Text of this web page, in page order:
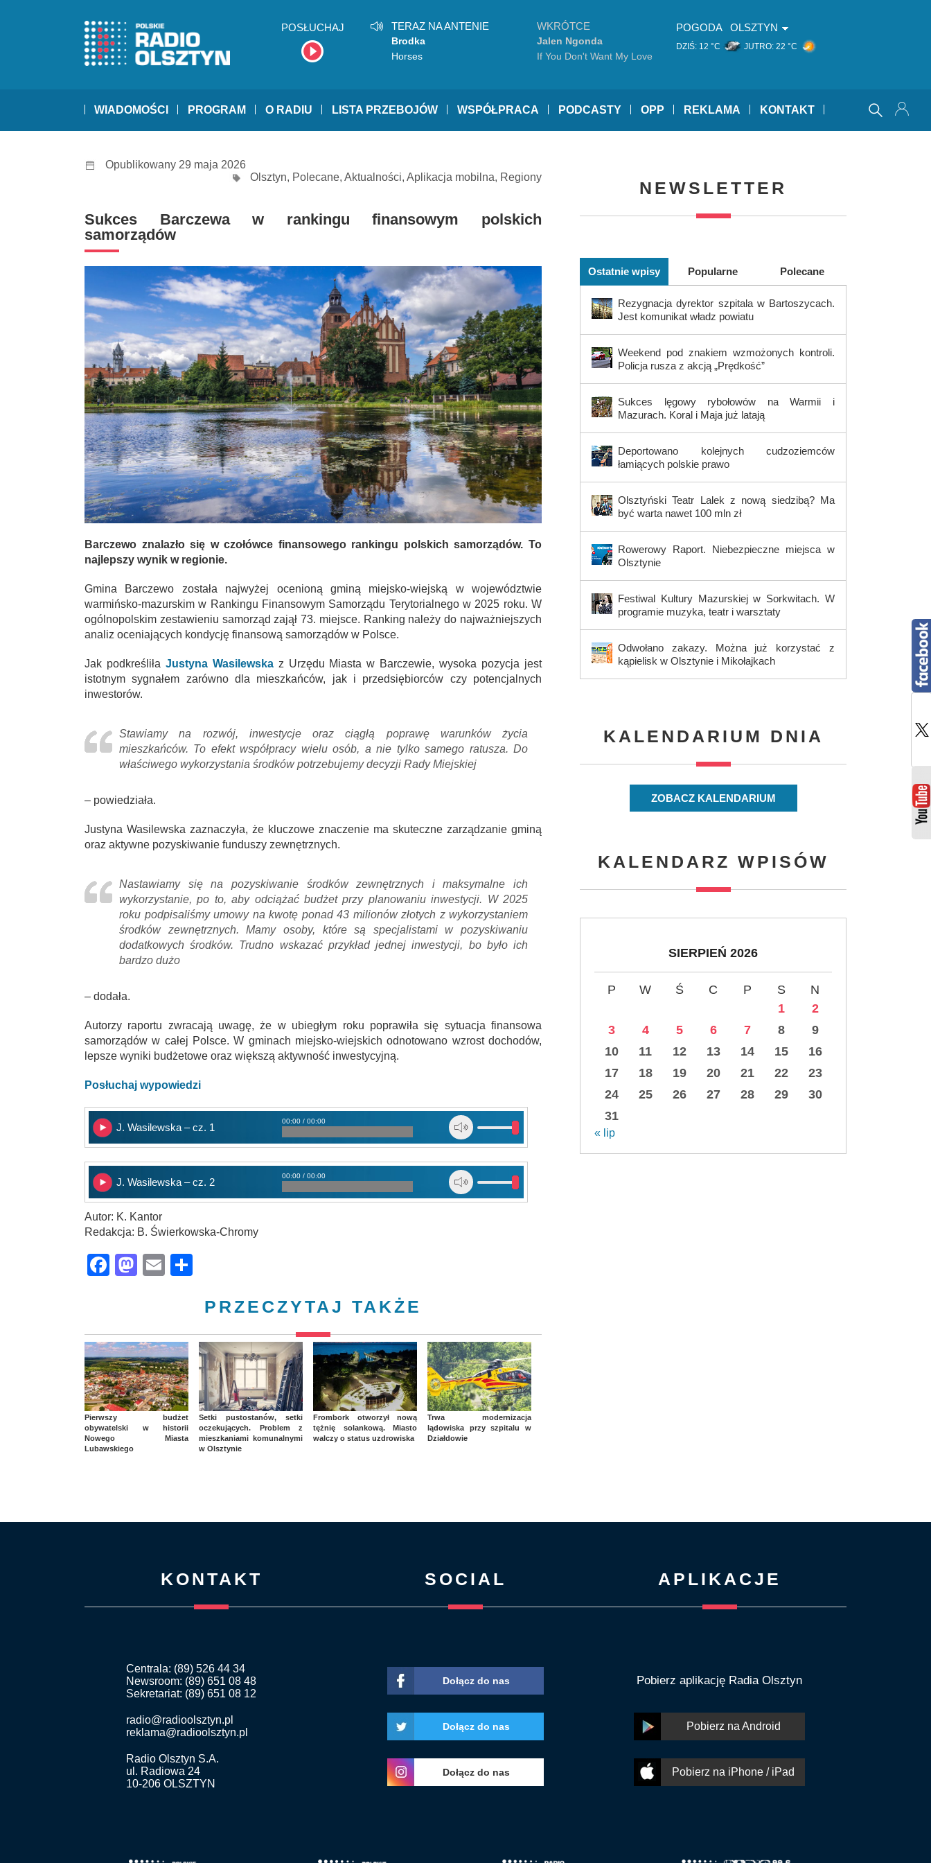
POSŁUCHAJ TERAZ NA ANTENIE
Brodka
Horses
WKRÓTCE
Jalen Ngonda
If You Don't Want My Love
POGODA OLSZTYN
DZIŚ: 12 °C JUTRO: 22 °C
WIADOMOŚCI PROGRAM O RADIU LISTA PRZEBOJÓW WSPÓŁPRACA PODCASTY OPP REKLAMA KONTAKT
Opublikowany 29 maja 2026
Olsztyn, Polecane, Aktualności, Aplikacja mobilna, Regiony
Sukces Barczewa w rankingu finansowym polskich
samorządów
Barczewo znalazło się w czołówce finansowego rankingu polskich samorządów. To
najlepszy wynik w regionie.
Gmina Barczewo została najwyżej ocenioną gminą miejsko-wiejską w województwie
warmińsko-mazurskim w Rankingu Finansowym Samorządu Terytorialnego w 2025 roku. W
ogólnopolskim zestawieniu samorząd zajął 73. miejsce. Ranking należy do najważniejszych
analiz oceniających kondycję finansową samorządów w Polsce.
Jak podkreśliła Justyna Wasilewskaz Urzędu Miasta w Barczewie, wysoka pozycja jest
istotnym sygnałem zarówno dla mieszkańców, jak i przedsiębiorców czy potencjalnych
inwestorów.
Stawiamy na rozwój, inwestycje oraz ciągłą poprawę warunków życia
mieszkańców. To efekt współpracy wielu osób, a nie tylko samego ratusza. Do
właściwego wykorzystania środków potrzebujemy decyzji Rady Miejskiej
– powiedziała.
Justyna Wasilewska zaznaczyła, że kluczowe znaczenie ma skuteczne zarządzanie gminą
oraz aktywne pozyskiwanie funduszy zewnętrznych.
Nastawiamy się na pozyskiwanie środków zewnętrznych i maksymalne ich
wykorzystanie, po to, aby odciążać budżet przy planowaniu inwestycji. W 2025
roku podpisaliśmy umowy na kwotę ponad 43 milionów złotych z wykorzystaniem
środków zewnętrznych. Mamy osoby, które są specjalistami w pozyskiwaniu
dodatkowych środków. Trudno wskazać przykład jednej inwestycji, bo było ich
bardzo dużo
– dodała.
Autorzy raportu zwracają uwagę, że w ubiegłym roku poprawiła się sytuacja finansowa
samorządów w całej Polsce. W gminach miejsko-wiejskich odnotowano wzrost dochodów,
lepsze wyniki budżetowe oraz większą aktywność inwestycyjną.
Posłuchaj wypowiedzi
J. Wasilewska – cz. 1
00:00 / 00:00
J. Wasilewska – cz. 2
00:00 / 00:00
Autor: K. Kantor
Redakcja: B. Świerkowska-Chromy
Facebook
Mastodon
Email
PRZECZYTAJ TAKŻE
Pierwszy budżet
obywatelski w historii
Nowego Miasta
Lubawskiego
Setki pustostanów, setki
oczekujących. Problem z
mieszkaniami komunalnymi
w Olsztynie
Frombork otworzył nową
tężnię solankową. Miasto
walczy o status uzdrowiska
Trwa modernizacja
lądowiska przy szpitalu w
Działdowie
NEWSLETTER
Ostatnie wpisy Popularne Polecane
Rezygnacja dyrektor szpitala w Bartoszycach.
Jest komunikat władz powiatu
Weekend pod znakiem wzmożonych kontroli.
Policja rusza z akcją „Prędkość”
Sukces lęgowy rybołowów na Warmii i
Mazurach. Koral i Maja już latają
Deportowano kolejnych cudzoziemców
łamiących polskie prawo
Olsztyński Teatr Lalek z nową siedzibą? Ma
być warta nawet 100 mln zł
Rowerowy Raport. Niebezpieczne miejsca w
Olsztynie
Festiwal Kultury Mazurskiej w Sorkwitach. W
programie muzyka, teatr i warsztaty
Odwołano zakazy. Można już korzystać z
kąpielisk w Olsztynie i Mikołajkach
KALENDARIUM DNIA
ZOBACZ KALENDARIUM
KALENDARZ WPISÓW
SIERPIEŃ 2026
P W Ś C P S
N
1
2
3
4 5 6 7 8
9
10
11 12 13 14 15
16
17
18 19 20 21 22
23
24
25 26 27 28 29
30
31
« lip
KONTAKT
Centrala: (89) 526 44 34
Newsroom: (89) 651 08 48
Sekretariat: (89) 651 08 12
radio@radioolsztyn.pl
reklama@radioolsztyn.pl
Radio Olsztyn S.A.
ul. Radiowa 24
10-206 OLSZTYN
SOCIAL
Dołącz do nas
Dołącz do nas
Dołącz do nas
APLIKACJE
Pobierz aplikację Radia Olsztyn
Pobierz na Android
Pobierz na iPhone / iPad